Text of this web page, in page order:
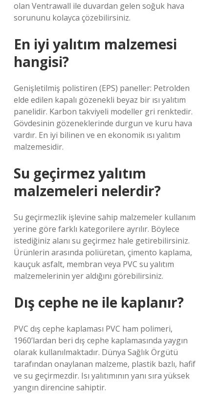
olan Ventrawall ile duvardan gelen soğuk hava
sorununu kolayca çözebilirsiniz.
En iyi yalıtım malzemesi
hangisi?
Genişletilmiş polistiren (EPS) paneller: Petrolden
elde edilen kapalı gözenekli beyaz bir ısı yalıtım
panelidir. Karbon takviyeli modeller gri renktedir.
Gövdesinin gözeneklerinde durgun ve kuru hava
vardır. En iyi bilinen ve en ekonomik ısı yalıtım
malzemesidir.
Su geçirmez yalıtım
malzemeleri nelerdir?
Su geçirmezlik işlevine sahip malzemeler kullanım
yerine göre farklı kategorilere ayrılır. Böylece
istediğiniz alanı su geçirmez hale getirebilirsiniz.
Ürünlerin arasında poliüretan, çimento kaplama,
kauçuk asfalt, membran veya PVC su yalıtım
malzemelerinin yer aldığını görebilirsiniz.
Dış cephe ne ile kaplanır?
PVC dış cephe kaplaması PVC ham polimeri,
1960’lardan beri dış cephe kaplamasında yaygın
olarak kullanılmaktadır. Dünya Sağlık Örgütü
tarafından onaylanan malzeme, plastik bazlı, hafif
ve su geçirmezdir. Isı yalıtımının yanı sıra yüksek
yangın direncine sahiptir.